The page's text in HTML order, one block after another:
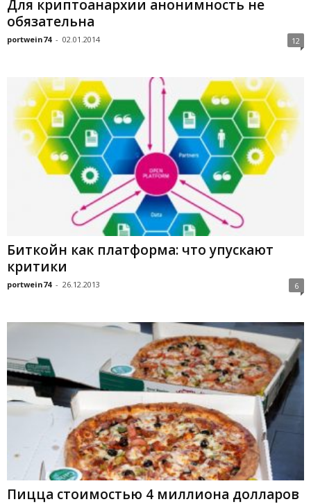
Для криптоанархии анонимность не
обязательна
portwein74 - 02.01.2014 12
Биткойн как платформа: что упускают
критики
portwein74 - 26.12.2013 6
Пицца стоимостью 4 миллиона долларов